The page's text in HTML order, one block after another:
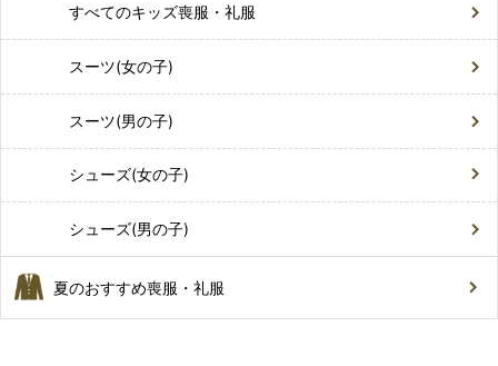
すべてのキッズ喪服・礼服
スーツ(女の子)
スーツ(男の子)
シューズ(女の子)
シューズ(男の子)
夏のおすすめ喪服・礼服